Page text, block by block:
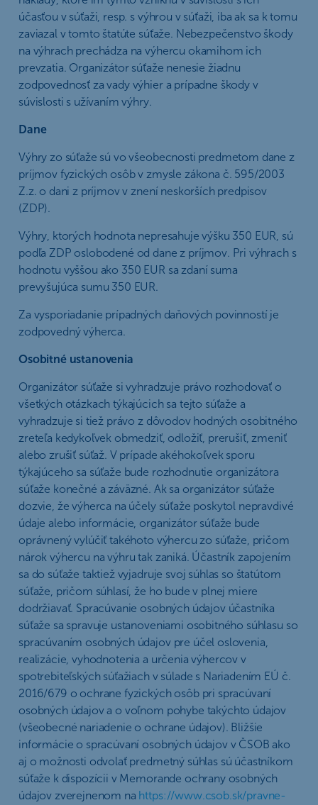
účasťou v súťaži, resp. s výhrou v súťaži, iba ak sa k tomu
zaviazal v tomto štatúte súťaže. Nebezpečenstvo škody
na výhrach prechádza na výhercu okamihom ich
prevzatia. Organizátor súťaže nenesie žiadnu
zodpovednosť za vady výhier a prípadne škody v
súvislosti s užívaním výhry.
Dane
Výhry zo súťaže sú vo všeobecnosti predmetom dane z
príjmov fyzických osôb v zmysle zákona č. 595/2003
Z.z. o dani z príjmov v znení neskorších predpisov
(ZDP).
Výhry, ktorých hodnota nepresahuje výšku 350 EUR, sú
podľa ZDP oslobodené od dane z príjmov. Pri výhrach s
hodnotu vyššou ako 350 EUR sa zdaní suma
prevyšujúca sumu 350 EUR.
Za vysporiadanie prípadných daňových povinností je
zodpovedný výherca.
Osobitné ustanovenia
Organizátor súťaže si vyhradzuje právo rozhodovať o
všetkých otázkach týkajúcich sa tejto súťaže a
vyhradzuje si tiež právo z dôvodov hodných osobitného
zreteľa kedykoľvek obmedziť, odložiť, prerušiť, zmeniť
alebo zrušiť súťaž. V prípade akéhokoľvek sporu
týkajúceho sa súťaže bude rozhodnutie organizátora
súťaže konečné a záväzné. Ak sa organizátor súťaže
dozvie, že výherca na účely súťaže poskytol nepravdivé
údaje alebo informácie, organizátor súťaže bude
oprávnený vylúčiť takéhoto výhercu zo súťaže, pričom
nárok výhercu na výhru tak zaniká. Účastník zapojením
sa do súťaže taktiež vyjadruje svoj súhlas so štatútom
súťaže, pričom súhlasí, že ho bude v plnej miere
dodržiavať. Spracúvanie osobných údajov účastníka
súťaže sa spravuje ustanoveniami osobitného súhlasu so
spracúvaním osobných údajov pre účel oslovenia,
realizácie, vyhodnotenia a určenia výhercov v
spotrebiteľských súťažiach v súlade s Nariadením EÚ č.
2016/679 o ochrane fyzických osôb pri spracúvaní
osobných údajov a o voľnom pohybe takýchto údajov
(všeobecné nariadenie o ochrane údajov). Bližšie
informácie o spracúvaní osobných údajov v ČSOB ako
aj o možnosti odvolať predmetný súhlas sú účastníkom
súťaže k dispozícii v Memorande ochrany osobných
údajov zverejnenom na https://www.csob.sk/pravne-